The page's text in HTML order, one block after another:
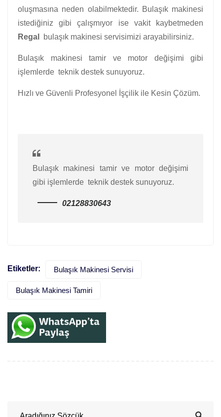
oluşmasına neden olabilmektedir. Bulaşık makinesi
istediğiniz gibi çalışmıyor ise vakit kaybetmeden
Regal
bulaşık makinesi servisimizi arayabilirsiniz.
Bulaşık makinesi tamir ve motor değişimi gibi
işlemlerde teknik destek sunuyoruz.
Hızlı ve Güvenli Profesyonel İşçilik ile Kesin Çözüm.
Bulaşık makinesi tamir ve motor değişimi
gibi işlemlerde teknik destek sunuyoruz.
02128830643
Etiketler: Bulaşık Makinesi Servisi
Bulaşık Makinesi Tamiri